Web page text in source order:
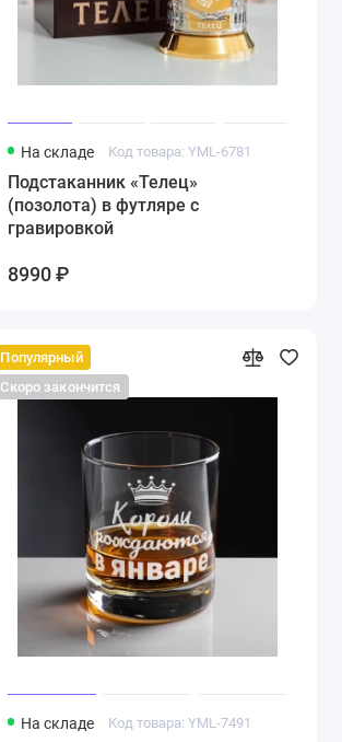
На складе Код товара: YML-6781
Подстаканник «Телец»
(позолота) в футляре с
гравировкой
8990 ₽
Популярный
Скоро закончится
На складе Код товара: YML-7491